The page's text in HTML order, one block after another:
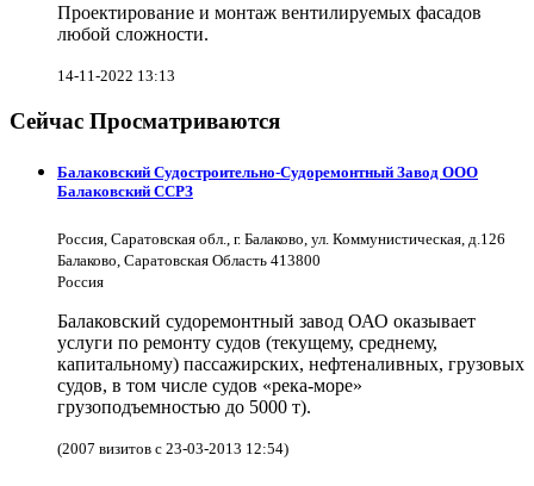
Проектирование и монтаж вентилируемых фасадов
любой сложности.
14-11-2022 13:13
Сейчас Просматриваются
Балаковский Судостроительно-Судоремонтный Завод ООО
Балаковский ССРЗ
Россия, Саратовская обл., г. Балаково, ул. Коммунистическая, д.126
Балаково, Саратовская Область 413800
Россия
Балаковский судоремонтный завод ОАО оказывает
услуги по ремонту судов (текущему, среднему,
капитальному) пассажирских, нефтеналивных, грузовых
судов, в том числе судов «река-море»
грузоподъемностью до 5000 т).
(2007 визитов с 23-03-2013 12:54)